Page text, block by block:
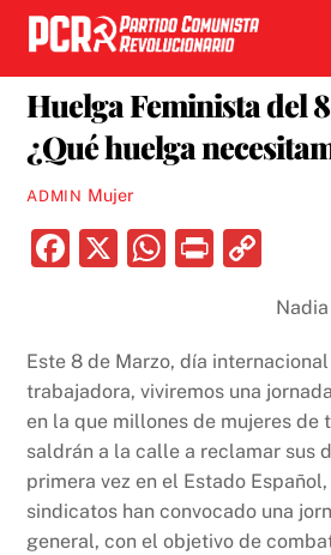
Skip
content
Huelga Feminista del
¿Qué huelga
ADMIN Mujer
F
e
b
o
o
k
X
W
s
A
p
p
P
p
y
Li
n
k
Este 8 de Marzo, día
trabajadora, viviremos una
en la que millones de mujeres de
saldrán a la calle a reclamar sus
primera vez en el Estado
sindicatos han convocado una
general, con el objetivo de